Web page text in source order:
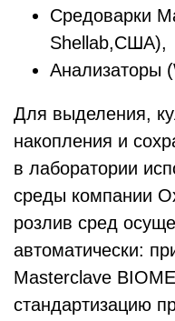
Средоварки
Shellab,США),
Анализаторы
Для выделения,
накопления и
в лаборатории
среды компании
розлив сред
автоматически:
Masterclave
стандартизацию